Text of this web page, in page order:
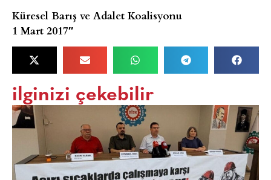
Küresel Barış ve Adalet Koalisyonu
1 Mart 2017″
ilginizi çekebilir